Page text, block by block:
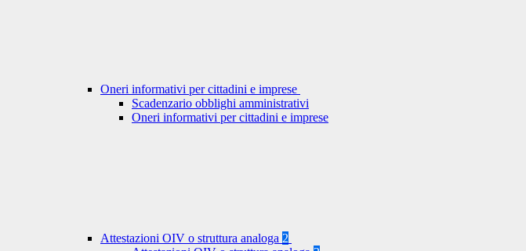
Oneri informativi per cittadini e imprese
Scadenzario obblighi amministrativi
Oneri informativi per cittadini e imprese
Attestazioni OIV o struttura analoga 2